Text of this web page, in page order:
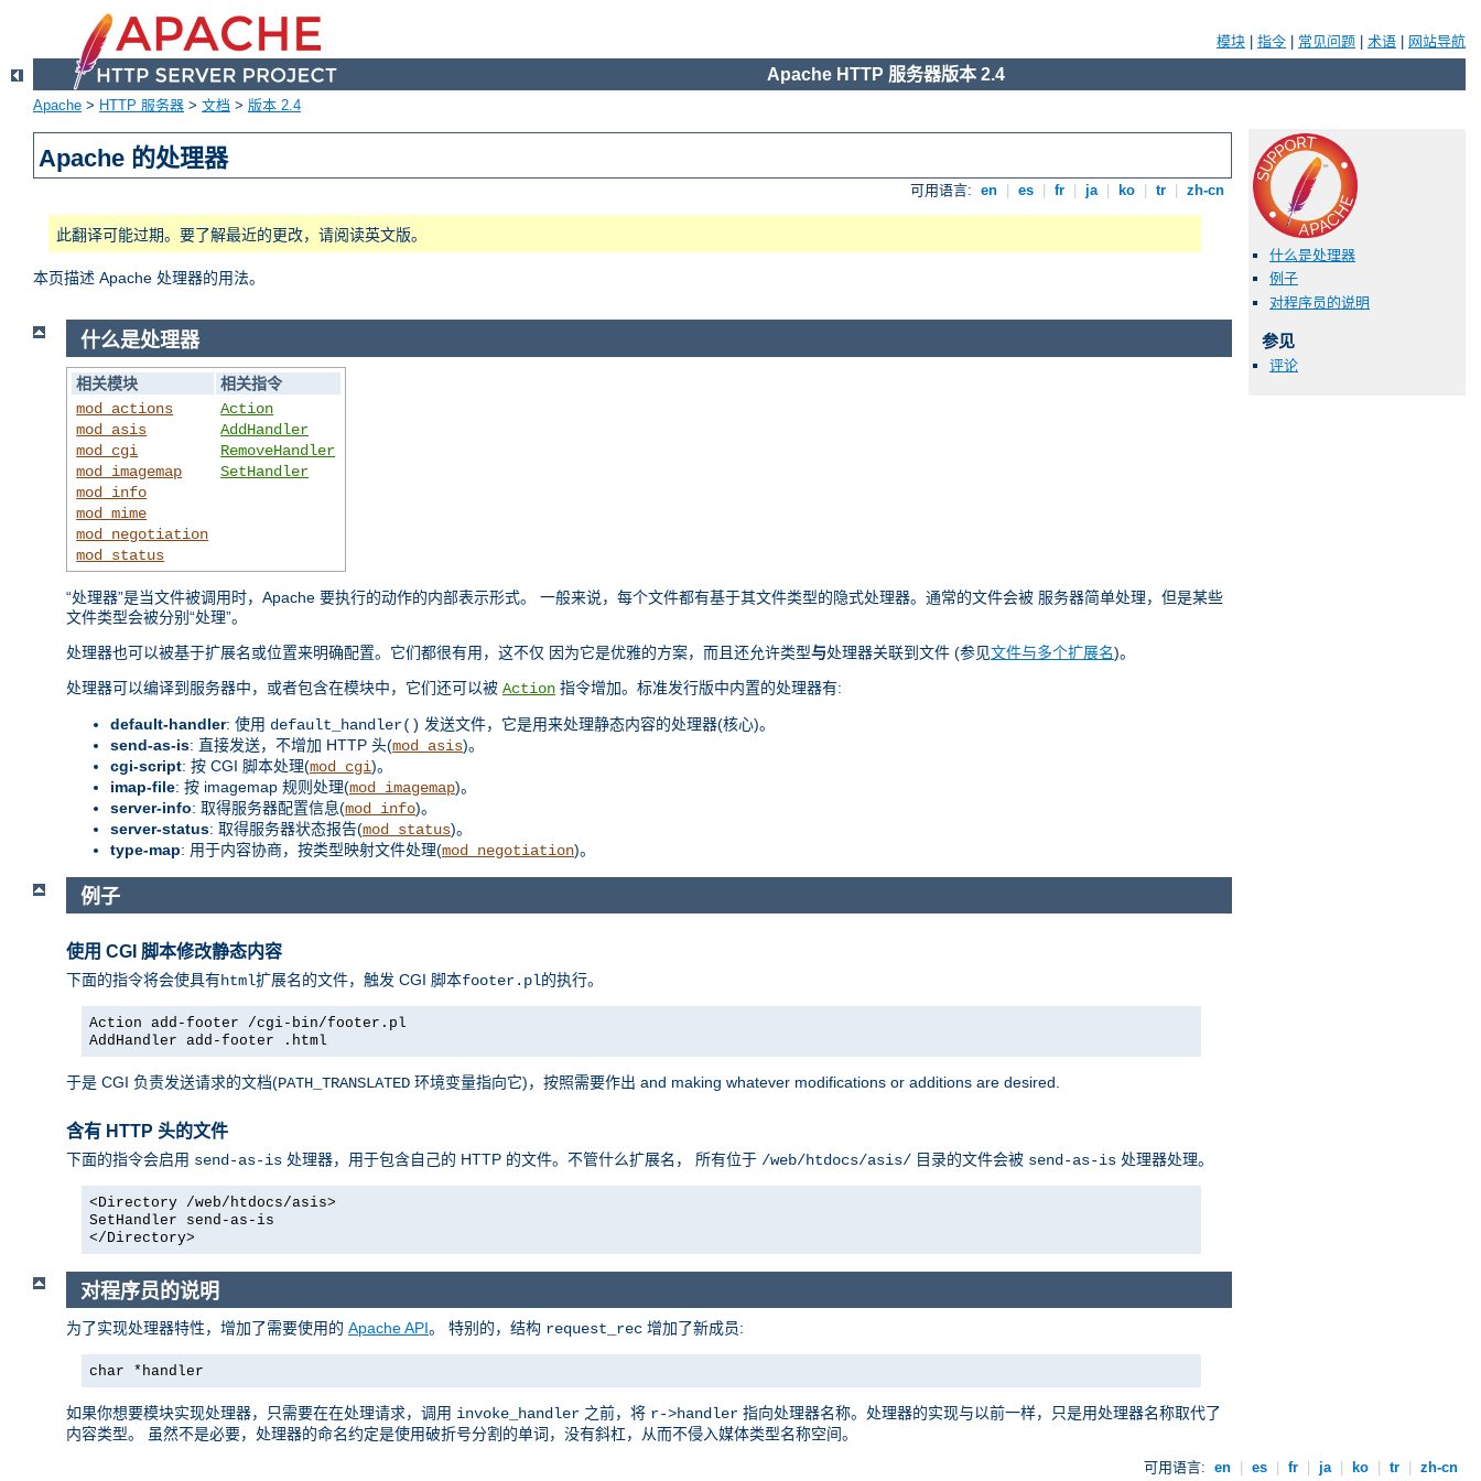
模块 指令 常见问题 术语 网站导航
Apache HTTP 服务器版本 2.4
Apache > HTTP 服务器 > 文档 > 版本 2.4
Apache 的处理器
可用语言: en es fr ja ko tr zh-cn
此翻译可能过期。要了解最近的更改，请阅读英文版。
本页描述 Apache 处理器的用法。
什么是处理器
例子
对程序员的说明
参见
评论
什么是处理器
相关模块
相关指令
mod_actions
mod_asis
mod_cgi
mod_imagemap
mod_info
mod_mime
mod_negotiation
mod_status
Action
AddHandler
RemoveHandler
SetHandler
“处理器”是当文件被调用时，Apache 要执行的动作的内部表示形式。 一般来说，每个文件都有基于其文件类型的隐式处理器。通常的文件会被 服务器简单处理，但是某些
文件类型会被分别“处理”。
处理器也可以被基于扩展名或位置来明确配置。它们都很有用，这不仅 因为它是优雅的方案，而且还允许类型与处理器关联到文件 (参见文件与多个扩展名)。
处理器可以编译到服务器中，或者包含在模块中，它们还可以被 Action 指令增加。标准发行版中内置的处理器有:
default-handler: 使用 default_handler() 发送文件，它是用来处理静态内容的处理器(核心)。
send-as-is: 直接发送，不增加 HTTP 头(mod_asis)。
cgi-script: 按 CGI 脚本处理(mod_cgi)。
imap-file: 按 imagemap 规则处理(mod_imagemap)。
server-info: 取得服务器配置信息(mod_info)。
server-status: 取得服务器状态报告(mod_status)。
type-map: 用于内容协商，按类型映射文件处理(mod_negotiation)。
例子
使用 CGI 脚本修改静态内容
下面的指令将会使具有html扩展名的文件，触发 CGI 脚本footer.pl的执行。
Action add-footer /cgi-bin/footer.pl
AddHandler add-footer .html
于是 CGI 负责发送请求的文档(PATH_TRANSLATED 环境变量指向它)，按照需要作出 and making whatever modifications or additions are desired.
含有 HTTP 头的文件
下面的指令会启用 send-as-is 处理器，用于包含自己的 HTTP 的文件。不管什么扩展名， 所有位于 /web/htdocs/asis/ 目录的文件会被 send-as-is 处理器处理。
<Directory /web/htdocs/asis>
SetHandler send-as-is
</Directory>
对程序员的说明
为了实现处理器特性，增加了需要使用的 Apache API。 特别的，结构 request_rec 增加了新成员:
char *handler
如果你想要模块实现处理器，只需要在在处理请求，调用 invoke_handler 之前，将 r->handler 指向处理器名称。处理器的实现与以前一样，只是用处理器名称取代了
内容类型。 虽然不是必要，处理器的命名约定是使用破折号分割的单词，没有斜杠，从而不侵入媒体类型名称空间。
可用语言: en es fr ja ko tr zh-cn